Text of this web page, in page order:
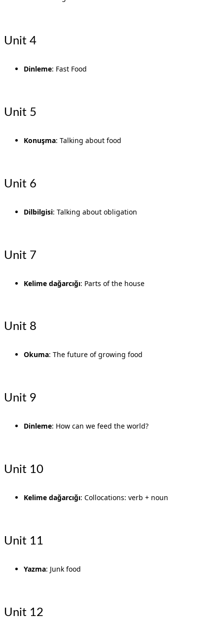
Unit 4
Dinleme: Fast Food
Unit 5
Konuşma: Talking about food
Unit 6
Dilbilgisi: Talking about obligation
Unit 7
Kelime dağarcığı: Parts of the house
Unit 8
Okuma: The future of growing food
Unit 9
Dinleme: How can we feed the world?
Unit 10
Kelime dağarcığı: Collocations: verb + noun
Unit 11
Yazma: Junk food
Unit 12